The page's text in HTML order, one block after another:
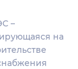
–
на